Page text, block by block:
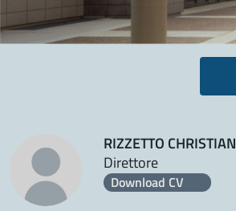
RIZZETTO CHRISTIAN
Direttore
Download CV